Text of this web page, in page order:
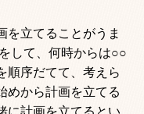
を立てることがうま
して、何時からは○○
順序だてて、考えら
めから計画を立てる
に計画を立てるとい